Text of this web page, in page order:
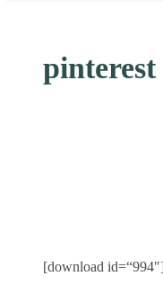
pinterest
[download